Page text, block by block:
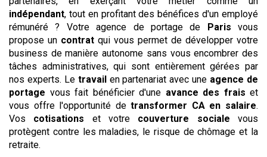
indépendant, tout en profitant des bénéfices d'un employé
rémunéré ? Votre agence de portage de Paris vous
propose un contrat qui vous permet de développer votre
business de manière autonome sans vous encombrer des
tâches administratives, qui sont entièrement gérées par
nos experts. Le travailen partenariat avec une agence de
portage vous fait bénéficier d'une avance des frais et
vous offre l'opportunité detransformer CA en salaire.
Vos cotisations et votre couverture sociale vous
protègent contre les maladies, le risque de chômage et la
retraite.